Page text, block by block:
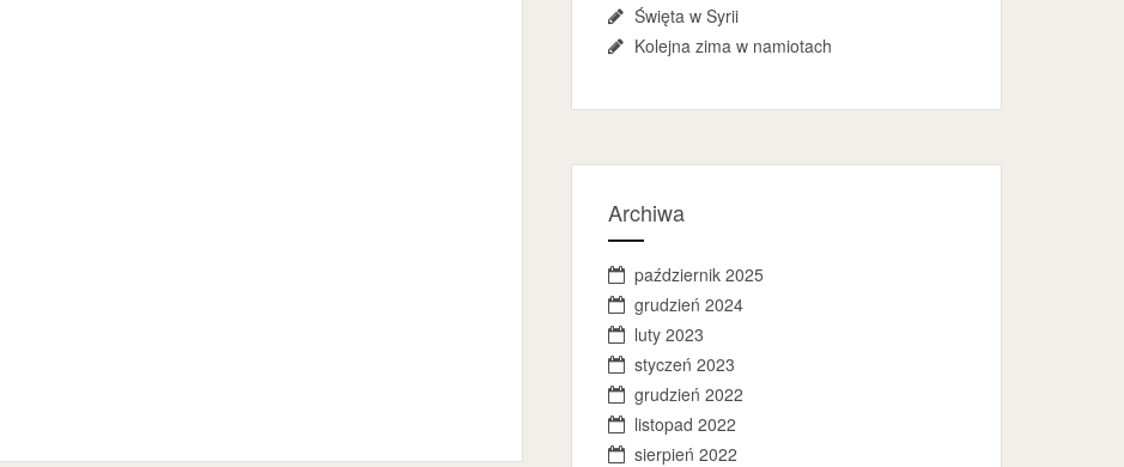
Święta w Syrii
Kolejna zima w namiotach
Archiwa
październik 2025
grudzień 2024
luty 2023
styczeń 2023
grudzień 2022
listopad 2022
sierpień 2022